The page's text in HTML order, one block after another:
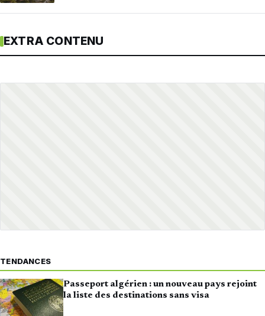
EXTRA CONTENU
TENDANCES
Passeport algérien : un nouveau pays rejoint
la liste des destinations sans visa